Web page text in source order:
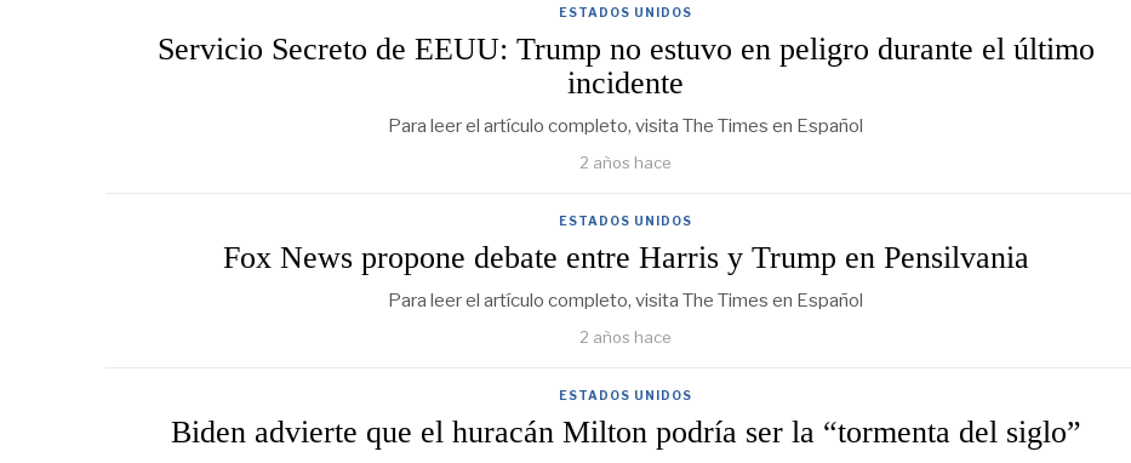
ESTADOS UNIDOS
Servicio Secreto de EEUU: Trump no estuvo en peligro durante el último
incidente
Para leer el artículo completo, visita The Times en Español
2 años hace
ESTADOS UNIDOS
Fox News propone debate entre Harris y Trump en Pensilvania
Para leer el artículo completo, visita The Times en Español
2 años hace
ESTADOS UNIDOS
Biden advierte que el huracán Milton podría ser la “tormenta del siglo”